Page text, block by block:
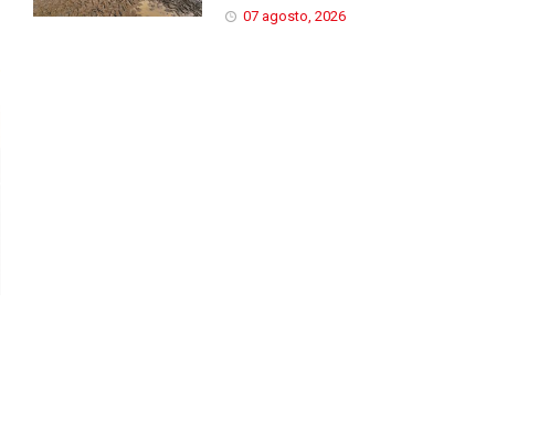
07 agosto, 2026